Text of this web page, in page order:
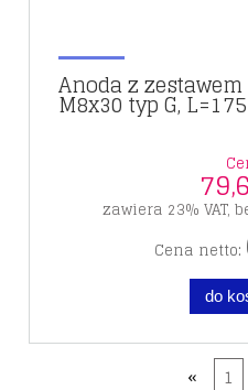
Anoda z
M8x30 typ G, L=175
zawiera 23% VAT,
Cena netto:
do
« 1